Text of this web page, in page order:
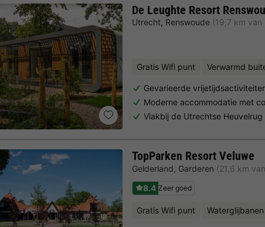
De Leughte Resort
Utrecht, Renswoude (19,7 km
Gratis Wifi punt Verwarmd
Gevarieerde
Moderne accommodatie met
Vlakbij de Utrechtse Heuvelrug
TopParken Resort Veluwe
Gelderland, Garderen (21,6 km
8.4 Zeer goed
Gratis Wifi punt Waterglijbanen